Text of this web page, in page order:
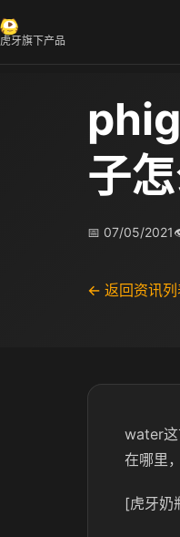
虎牙旗下产品
子
📅 07/05/2021
← 返回资讯列
water这
在哪里
[虎牙奶